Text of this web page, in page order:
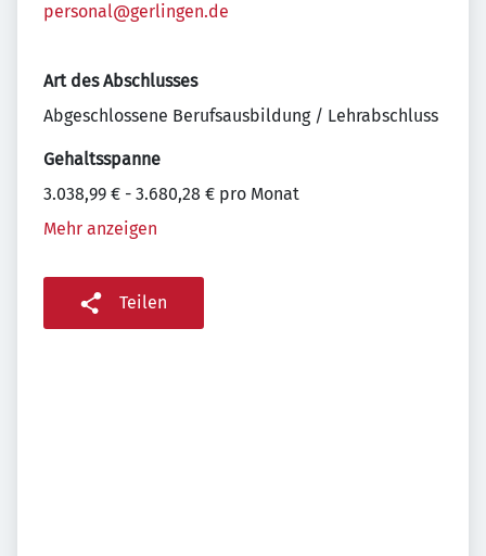
personal@gerlingen.de
Art des Abschlusses
Abgeschlossene Berufsausbildung / Lehrabschluss
Gehaltsspanne
3.038,99 € - 3.680,28 € pro Monat
Mehr anzeigen
Teilen